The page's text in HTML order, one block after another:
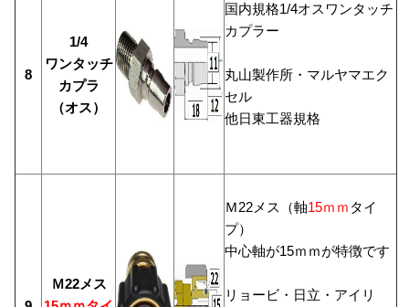
8
1/4
ワンタッチ
カプラ
（オス）
国内規格1/4オスワンタッチ
カプラー
丸山製作所・マルヤマエク
セル
他日東工器規格
Ｍ22メス
Ｍ22メス（軸15ｍｍ タイ
プ）
中心軸が15ｍｍが特徴です
リョービ・日立・アイリ